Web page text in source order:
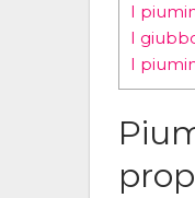
I
I
I